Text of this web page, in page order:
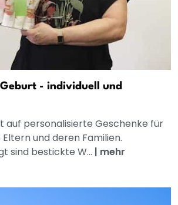
- individuell und
auf personalisierte Geschenke für
und deren Familien.
sind bestickte W... | mehr